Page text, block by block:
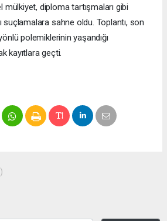
diploma tartışmaları gibi
suçlamalara sahne oldu. Toplantı, son
polemiklerinin yaşandığı
kayıtlara geçti.